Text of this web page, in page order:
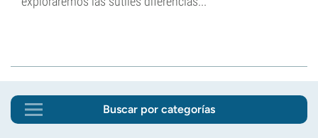
Buscar por categorías